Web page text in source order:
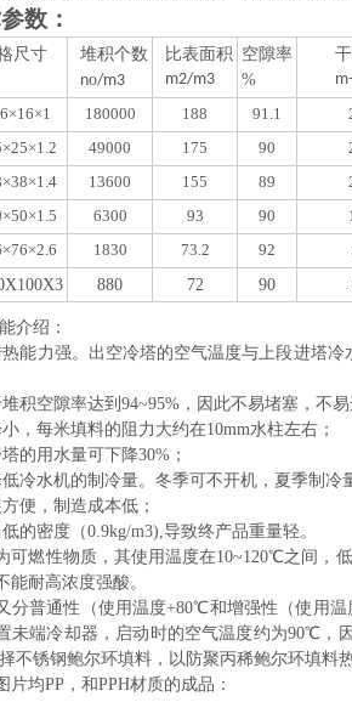
数 ：
尺寸
堆积个数
no/m3
比表面积
m2/m3
空隙率
%
180000 188 91.1
49000 175 90
13600 155 89
6300 93 90
1830 73.2 92
880 72 90
介绍：
热能力强。出空冷塔的空气温度与上段进塔
积空隙率达到94~95%，因此不易堵塞，不
，每米填料的阻力大约在10mm水柱左右；
的用水量可下降30%；
冷水机的制冷量。冬季可不开机，夏季制冷
便，制造成本低；
的密度（0.9kg/m3),导致终产品重量轻。
燃性物质，其使用温度在10~120℃之间，
能耐高浓度强酸。
普通性（使用温度+80℃和增强性（使用温
未端冷却器，启动时的空气温度约为90℃，
不锈钢鲍尔环填料，以防聚丙稀鲍尔环填料
片均PP，和PPH材质的成品：